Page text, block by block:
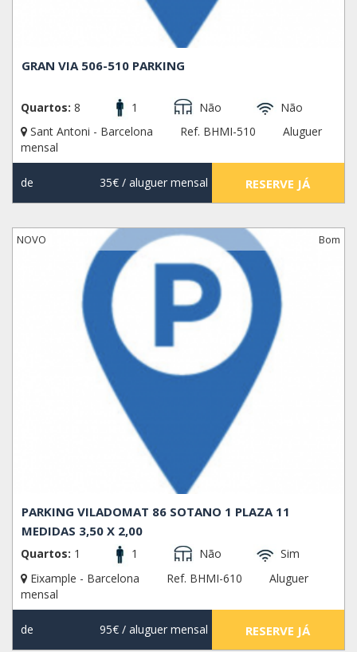
GRAN VIA 506-510 PARKING
Quartos: 8 1 Não
Não
Sant Antoni - Barcelona
Ref. BHMI-510
Aluguer
mensal
de 35€/ aluguer mensal RESERVE JÁ
NOVO Bom
PARKING VILADOMAT 86 SOTANO 1 PLAZA 11
MEDIDAS 3,50 X 2,00
Quartos: 1 1 Não
Sim
Eixample - Barcelona
Ref. BHMI-610
Aluguer
mensal
de 95€/ aluguer mensal RESERVE JÁ